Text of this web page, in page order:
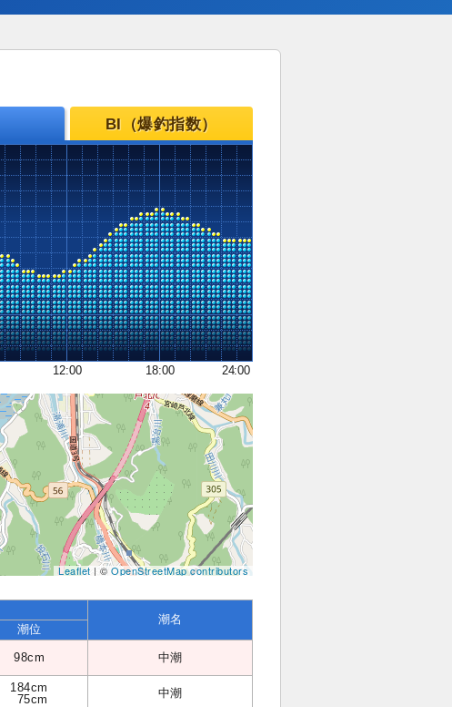
BI（爆釣指数）
12:00 18:00 24:00
Leaflet | ©OpenStreetMap contributors
潮名
潮位
98cm 中潮
184cm
75cm
中潮